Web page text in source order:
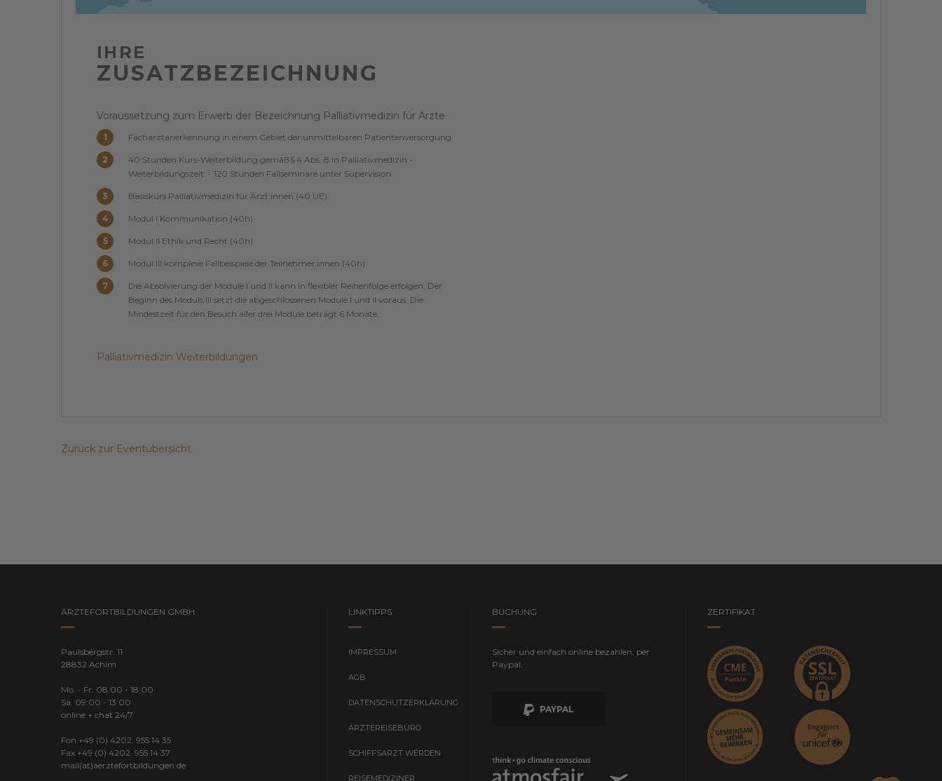
IHRE
ZUSATZBEZEICHNUNG
Voraussetzung zum Erwerb der Bezeichnung Palliativmedizin für Ärzte
Facharztanerkennung in einem Gebiet der unmittelbaren Patientenversorgung
40 Stunden Kurs-Weiterbildung gemäß § 4 Abs. 8 in Palliativmedizin -
Weiterbildungszeit: - 120 Stunden Fallseminare unter Supervision
Basiskurs Palliativmedizin für Ärzt:innen (40 UE)
Modul I Kommunikation (40h)
Modul II Ethik und Recht (40h)
Modul III komplexe Fallbeispiele der Teilnehmer:innen (40h)
Die Absolvierung der Module I und II kann in flexibler Reihenfolge erfolgen. Der
Beginn des Moduls III setzt die abgeschlossenen Module I und II voraus. Die
Mindestzeit für den Besuch aller drei Module beträgt 6 Monate.
Palliativmedizin Weiterbildungen
Zurück zur Eventübersicht
ÄRZTEFORTBILDUNGEN GMBH
Paulsbergstr. 11
28832 Achim
Mo. - Fr. 08:00 - 18:00
Sa. 09:00 - 13:00
online + chat 24/7
Fon +49 (0) 4202. 955 14 35
Fax +49 (0) 4202. 955 14 37
mail(at)aerztefortbildungen.de
LINKTIPPS
IMPRESSUM
AGB
DATENSCHUTZERKLÄRUNG
ÄRZTEREISEBÜRO
SCHIFFSARZT WERDEN
REISEMEDIZINER
BUCHUNG
Sicher und einfach online bezahlen, per
Paypal.
PAYPAL
ZERTIFIKAT